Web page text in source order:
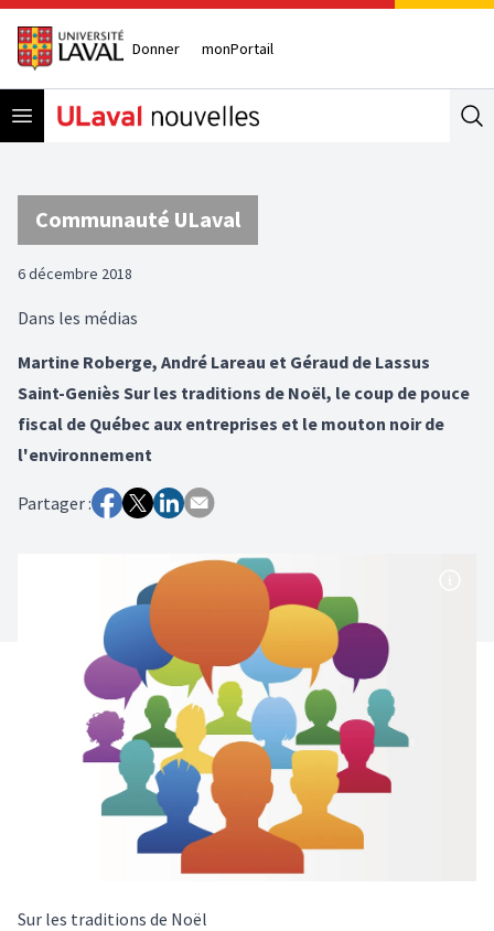
Donner monPortail
Open menu
Communauté ULaval
6 décembre 2018
Dans les médias
Martine Roberge, André Lareau et Géraud de Lassus
Saint-Geniès Sur les traditions de Noël, le coup de pouce
fiscal de Québec aux entreprises et le mouton noir de
l'environnement
Partager :
Sur les traditions de Noël